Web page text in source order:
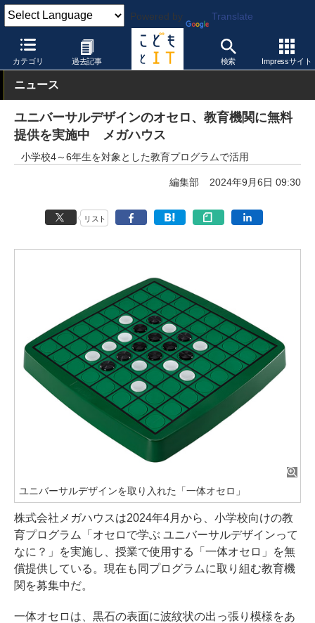
Powered by Translate
カテゴリ 過去記事 検索 Impressサイト
こどもとIT 製品・サービス デジタル教科書・教材
ニュース
ユニバーサルデザインのオセロ、教育機関に無料
提供を実施中 メガハウス
小学校4～6年生を対象とした教育プログラムで活用
編集部 2024年9月6日 09:30
リスト
ユニバーサルデザインを取り入れた「一体オセロ」
株式会社メガハウスは2024年4月から、小学校向けの教
育プログラム「オセロで学ぶ ユニバーサルデザインって
なに？」を実施し、授業で使用する「一体オセロ」を無
償提供している。現在も同プログラムに取り組む教育機
関を募集中だ。
一体オセロは、黒石の表面に波紋状の出っ張り模様をあ